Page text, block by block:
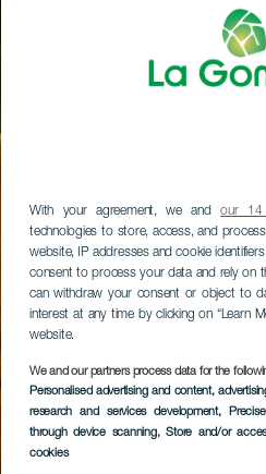
With your agreement, we andour 14
technologies to store, access, and
website, IP addresses and cookie
consent to process your data and rely on
can withdraw your consent or object to
interest at any time by clicking on “Learn
website.
We and our partners process data for the
Personalised advertising and content,
research and services development,
through device scanning, Store and/or
cookies